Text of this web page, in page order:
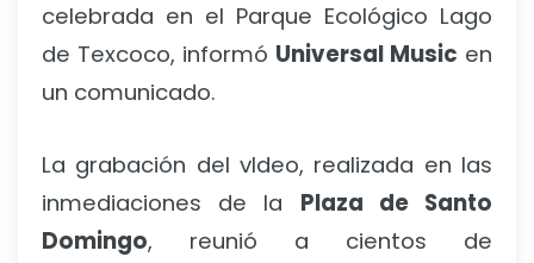
celebrada en el Parque Ecológico Lago
de Texcoco, informó Universal Music en
un comunicado.
La grabación del vIdeo, realizada en las
inmediaciones de la Plaza de Santo
Domingo, reunió a cientos de